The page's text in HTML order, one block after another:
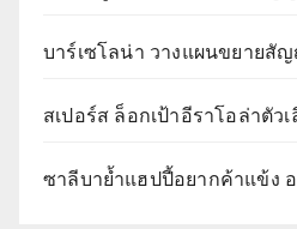
บาร์เซโลน่า วางแผนขยายสั
สเปอร์ส ล็อกเป้าอีราโอล่าตัว
ซาลีบาย้ำแฮปปี้อยากค้าแข้ง